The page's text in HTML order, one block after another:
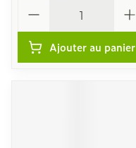
Ajouter au panier